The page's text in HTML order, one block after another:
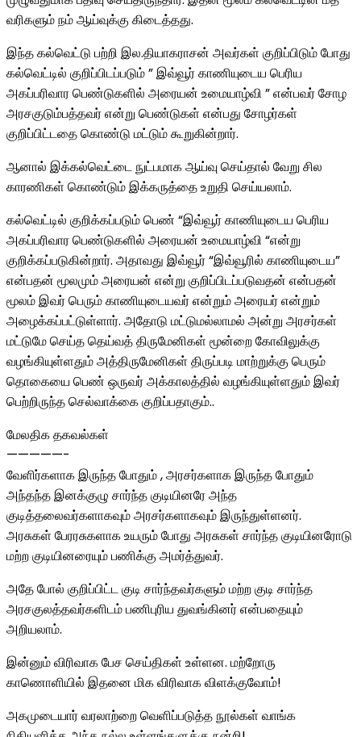
வரிகளும் நம் ஆய்வுக்கு கிடைத்தது.
இந்த கல்வெட்டு பற்றி இல.தியாகராசன் அவர்கள் குறிப்பிடும் போது
கல்வெட்டில் குறிப்பிடப்படும் ” இவ்வூர் காணியுடைய பெரிய
அகப்பரிவார பெண்டுகளில் அரையன் உமையாழ்வி ” என்பவர் சோழ
அரசகுடும்பத்தவர் என்று பெண்டுகள் என்பது சோழர்கள்
குறிப்பிட்டதை கொண்டு மட்டும் கூறுகின்றார்.
ஆனால் இக்கல்வெட்டை நுட்பமாக ஆய்வு செய்தால் வேறு சில
காரணிகள் கொண்டும் இக்கருத்தை உறுதி செய்யலாம்.
கல்வெட்டில் குறிக்கப்படும் பெண் “இவ்வூர் காணியுடைய பெரிய
அகப்பரிவார பெண்டுகளில் அரையன் உமையாழ்வி “என்று
குறிக்கப்படுகின்றார். அதாவது இவ்வூர் “இவ்வூரில் காணியுடைய”
என்பதன் மூலமும் அரையன் என்று குறிப்பிடப்படுவதன் என்பதன்
மூலம் இவர் பெரும் காணியுடையவர் என்றும் அரையர் என்றும்
அழைக்கப்பட்டுள்ளார். அதோடு மட்டுமல்லாமல் அன்று அரசர்கள்
மட்டுமே செய்த தெய்வத் திருமேனிகள் மூன்றை கோவிலுக்கு
வழங்கியுள்ளதும் அத்திருமேனிகள் திருப்படி மாற்றுக்கு பெரும்
தொகையை பெண் ஒருவர் அக்காலத்தில் வழங்கியுள்ளதும் இவர்
பெற்றிருந்த செல்வாக்கை குறிப்பதாகும்..
மேலதிக தகவல்கள்
—————-
வேளிர்களாக இருந்த போதும் , அரசர்களாக இருந்த போதும்
அந்தந்த இனக்குழு சார்ந்த குடியினரே அந்த
குடித்தலைவர்களாகவும் அரசர்களாகவும் இருந்துள்ளனர்.
அரசுகள் பேரரசுகளாக உயரும் போது அரசுகள் சார்ந்த குடியினரோடு
மற்ற குடியினரையும் பணிக்கு அமர்த்துவர்.
அதே போல் குறிப்பிட்ட குடி சார்ந்தவர்களும் மற்ற குடி சார்ந்த
அரசகுலத்தவர்களிடம் பணிபுரிய துவங்கினர் என்பதையும்
அறியலாம்.
இன்னும் விரிவாக பேச செய்திகள் உள்ளன. மற்றோரு
காணொளியில் இதனை மிக விரிவாக விளக்குவோம்!
அகமுடையார் வரலாற்றை வெளிப்படுத்த நூல்கள் வாங்க